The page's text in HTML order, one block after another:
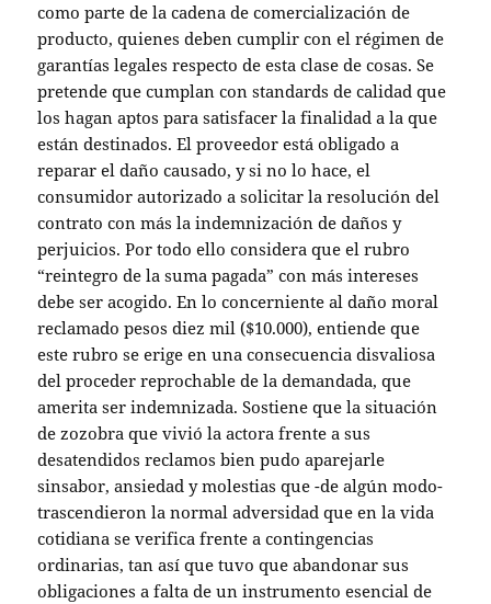
como parte de la cadena de comercialización de
producto, quienes deben cumplir con el régimen de
garantías legales respecto de esta clase de cosas. Se
pretende que cumplan con standards de calidad que
los hagan aptos para satisfacer la finalidad a la que
están destinados. El proveedor está obligado a
reparar el daño causado, y si no lo hace, el
consumidor autorizado a solicitar la resolución del
contrato con más la indemnización de daños y
perjuicios. Por todo ello considera que el rubro
“reintegro de la suma pagada” con más intereses
debe ser acogido. En lo concerniente al daño moral
reclamado pesos diez mil ($10.000), entiende que
este rubro se erige en una consecuencia disvaliosa
del proceder reprochable de la demandada, que
amerita ser indemnizada. Sostiene que la situación
de zozobra que vivió la actora frente a sus
desatendidos reclamos bien pudo aparejarle
sinsabor, ansiedad y molestias que -de algún modo-
trascendieron la normal adversidad que en la vida
cotidiana se verifica frente a contingencias
ordinarias, tan así que tuvo que abandonar sus
obligaciones a falta de un instrumento esencial de